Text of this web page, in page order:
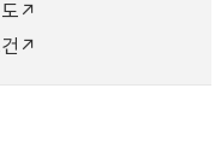
도↗
건↗